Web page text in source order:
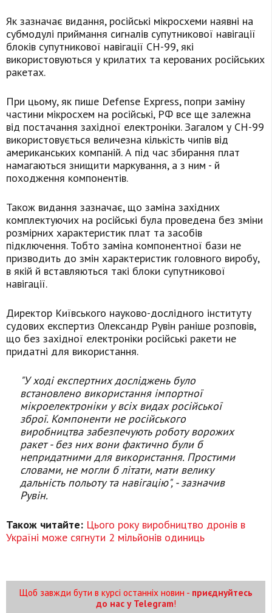
Як зазначає видання, російські мікросхеми наявні на
субмодулі приймання сигналів супутникової навігації
блоків супутникової навігації СН-99, які
використовуються у крилатих та керованих російських
ракетах.
При цьому, як пише Defense Express, попри заміну
частини мікросхем на російські, РФ все ще залежна
від постачання західної електроніки. Загалом у СН-99
використовується величезна кількість чипів від
американських компаній. А під час збирання плат
намагаються знищити маркування, а з ним - й
походження компонентів.
Також видання зазначає, що заміна західних
комплектуючих на російські була проведена без зміни
розмірних характеристик плат та засобів
підключення. Тобто заміна компонентної бази не
призводить до змін характеристик головного виробу,
в якій й вставляються такі блоки супутникової
навігації.
Директор Київського науково-дослідного інституту
судових експертиз Олександр Рувін раніше розповів,
що без західної електроніки російські ракети не
придатні для використання.
"У ході експертних досліджень було
встановлено використання імпортної
мікроелектроніки у всіх видах російської
зброї. Компоненти не російського
виробництва забезпечують роботу ворожих
ракет - без них вони фактично були б
непридатними для використання. Простими
словами, не могли б літати, мати велику
дальність польоту та навігацію",- зазначив
Рувін.
Також читайте: Цього року виробництво дронів в
Україні може сягнути 2 мільйонів одиниць
Щоб завжди бути в курсі останніх новин - приєднуйтесь
до нас у Telegram!